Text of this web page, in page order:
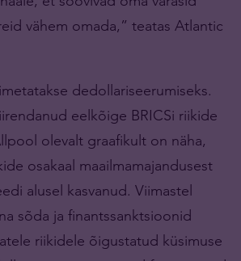
vähem omada,” teatas Atlantic
dedollariseerumiseks.
eelkõige BRICSi riikide
olevalt graafikult on näha,
osakaal maailmamajandusest
alusel kasvanud. Viimastel
sõda ja finantssanktsioonid
riikidele õigustatud küsimuse